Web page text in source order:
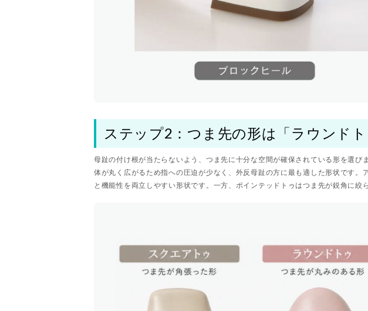
ステップ2：つま先の形は「ラウンド
母趾の付け根が当たらないよう、つま先に十分な空間が確保されている形を選び
体が丸く広がるため指への圧迫が少なく、外反母趾の方に最も適した形状です
と機能性を両立しやすい形状です。一方、ポインテッドトゥはつま先が鋭角に絞